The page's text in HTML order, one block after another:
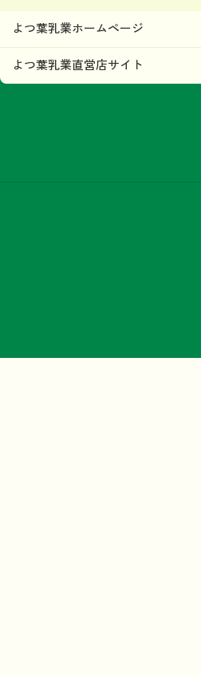
よつ葉乳業ホームページ
よつ葉乳業直営店サイト